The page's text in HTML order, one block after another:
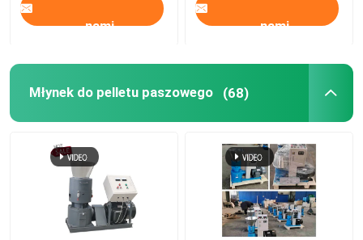
nami nami
Młynek do pelletu paszowego (68)